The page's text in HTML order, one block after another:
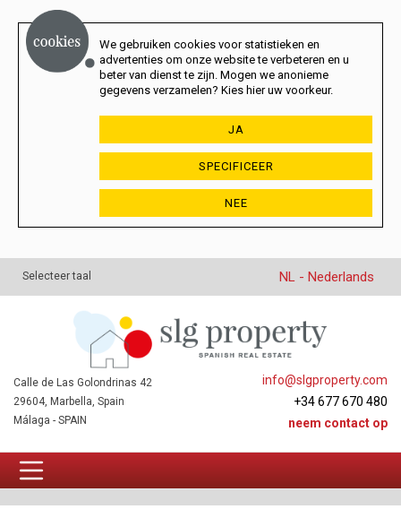
We gebruiken cookies voor statistieken en
advertenties om onze website te verbeteren en u
beter van dienst te zijn. Mogen we anonieme
gegevens verzamelen? Kies hier uw voorkeur.
JA
SPECIFICEER
NEE
Selecteer taal NL - Nederlands
info@slgproperty.com
+34 677 670 480
neem contact op
Calle de Las Golondrinas 42
29604, Marbella, Spain
Málaga - SPAIN